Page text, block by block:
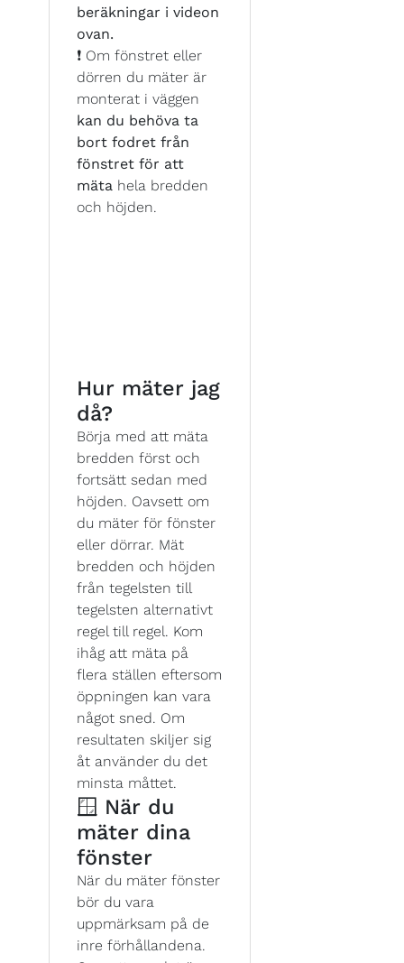
beräkningar i videon
ovan.
❗ Om fönstret eller
dörren du mäter är
monterat i väggen
kan du behöva ta
bort fodret från
fönstret för att
mäta hela bredden
och höjden.
Hur mäter jag
då?
Börja med att mäta
bredden först och
fortsätt sedan med
höjden. Oavsett om
du mäter för fönster
eller dörrar. Mät
bredden och höjden
från tegelsten till
tegelsten alternativt
regel till regel. Kom
ihåg att mäta på
flera ställen eftersom
öppningen kan vara
något sned. Om
resultaten skiljer sig
åt använder du det
minsta måttet.
🪟 När du
mäter dina
fönster
När du mäter fönster
bör du vara
uppmärksam på de
inre förhållandena.